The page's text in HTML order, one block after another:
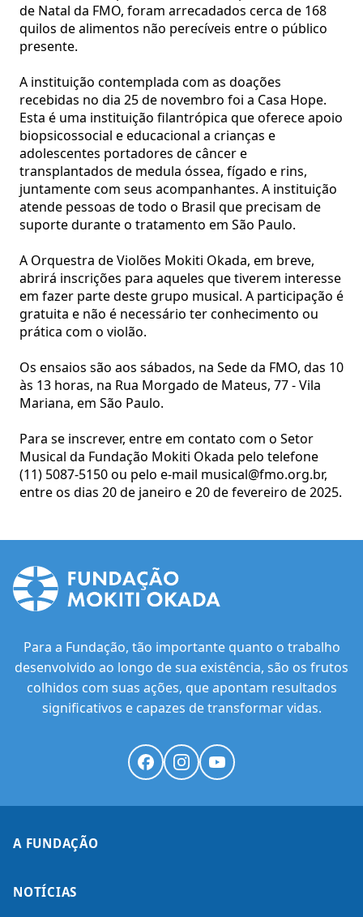
de Natal da FMO, foram arrecadados cerca de 168
quilos de alimentos não perecíveis entre o público
presente.
A instituição contemplada com as doações
recebidas no dia 25 de novembro foi a Casa Hope.
Esta é uma instituição filantrópica que oferece apoio
biopsicossocial e educacional a crianças e
adolescentes portadores de câncer e
transplantados de medula óssea, fígado e rins,
juntamente com seus acompanhantes. A instituição
atende pessoas de todo o Brasil que precisam de
suporte durante o tratamento em São Paulo.
A Orquestra de Violões Mokiti Okada, em breve,
abrirá inscrições para aqueles que tiverem interesse
em fazer parte deste grupo musical. A participação é
gratuita e não é necessário ter conhecimento ou
prática com o violão.
Os ensaios são aos sábados, na Sede da FMO, das 10
às 13 horas, na Rua Morgado de Mateus, 77 - Vila
Mariana, em São Paulo.
Para se inscrever, entre em contato com o Setor
Musical da Fundação Mokiti Okada pelo telefone
(11) 5087-5150 ou pelo e-mail musical@fmo.org.br,
entre os dias 20 de janeiro e 20 de fevereiro de 2025.
Para a Fundação, tão importante quanto o trabalho
desenvolvido ao longo de sua existência, são os frutos
colhidos com suas ações, que apontam resultados
significativos e capazes de transformar vidas.
A FUNDAÇÃO
NOTÍCIAS